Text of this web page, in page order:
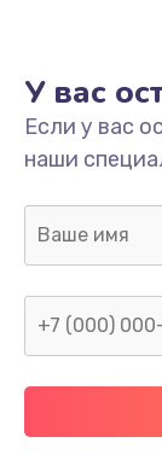
У вас
Если у вас
наши